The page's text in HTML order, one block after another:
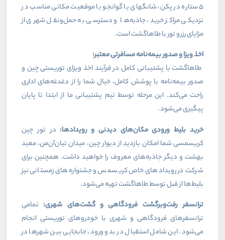
۵ستاره در پکن، شانگهای یا گوانجو با موقعیت مکانی مناسب در
نزدیکی مراکز خرید، جاذبه‌ها و دسترسی به حمل‌ونقل شهری از
مزایای رزرو تور با طاهاگشت است.
اخذ ویزا و صدور بیمه‌نامه مسافرتی معتبر:
طاهاگشت با پشتیبانی کامل در فرآیند اخذ ویزای توریستی چین و
صدور بیمه‌نامه با پوشش کامل، خیال شما را از دغدغه‌های اداری
راحت می‌کند. این مرحله توسط تیم پشتیبانی ما از ابتدا تا پایان
پیگیری می‌شود.
خرید بلیط ورودی مکان‌های دیدنی و رویدادها: در تور چین
کریسمسی شما امکان بازدید از دیوار چین، میدان تیان‌آن‌من، معبد
بهشت و دیگر جاذبه‌های معروف را خواهید داشت. همچنین برای
شرکت در رویدادهای خاص کریسمس و جشنواره‌های زمستانی نیز
بلیط‌ها از قبل توسط طاهاگشت تهیه می‌شود.
ترانسفر رفت‌وبرگشت فرودگاهی و گشت‌های شهری: تمامی
ترانسفرهای فرودگاهی و شهری با خودروهای توریستی انجام
می‌شود. این شامل استقبال در بدو ورود، جابجایی بین شهرها در